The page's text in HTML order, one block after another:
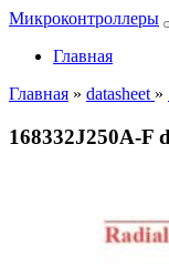
Микроконтроллеры
Главная
Главная » datasheet »
168332J250A-F